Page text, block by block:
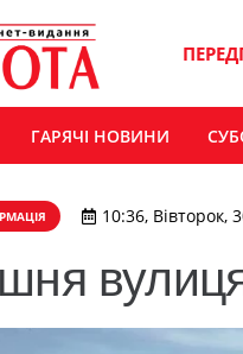
ГАРЯЧІ НОВИНИ
10:36, Вівторок,